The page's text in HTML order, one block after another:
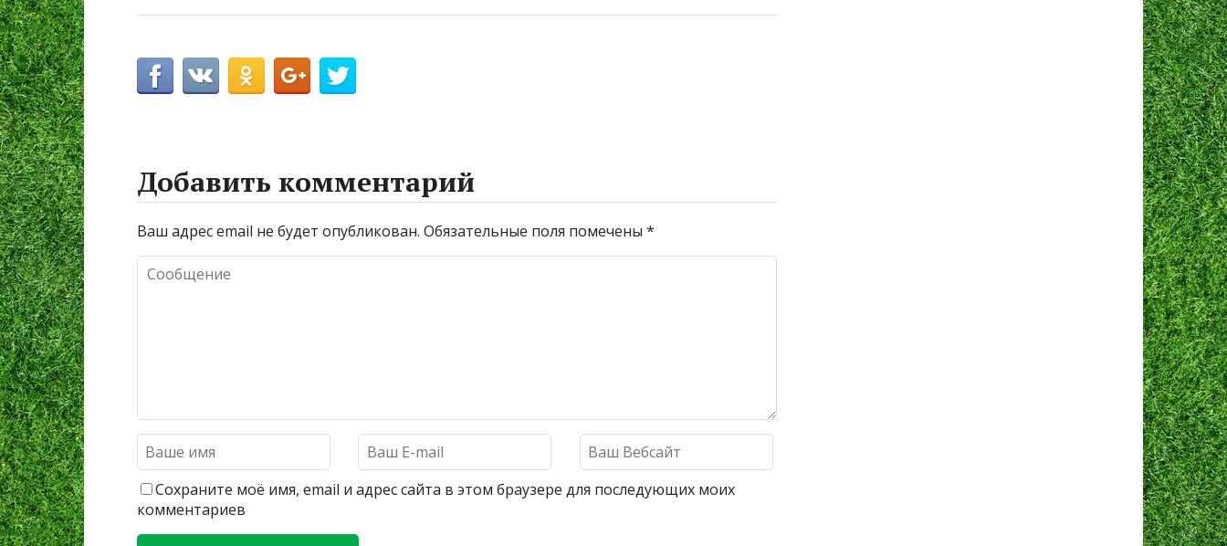
Добавить комментарий
Ваш адрес email не будет опубликован. Обязательные поля помечены *
Сохраните моё имя, email и адрес сайта в этом браузере для последующих моих
комментариев